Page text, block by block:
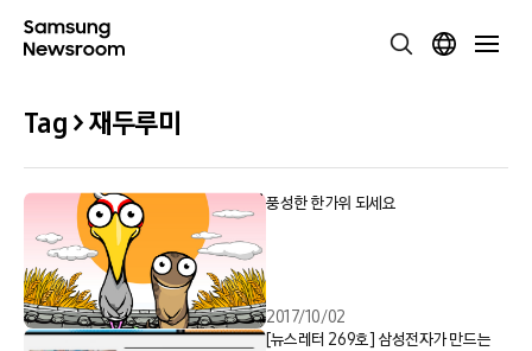
Tag > 재두루미
풍성한 한가위 되세요
2017/10/02
[뉴스레터 269호] 삼성전자가 만드는